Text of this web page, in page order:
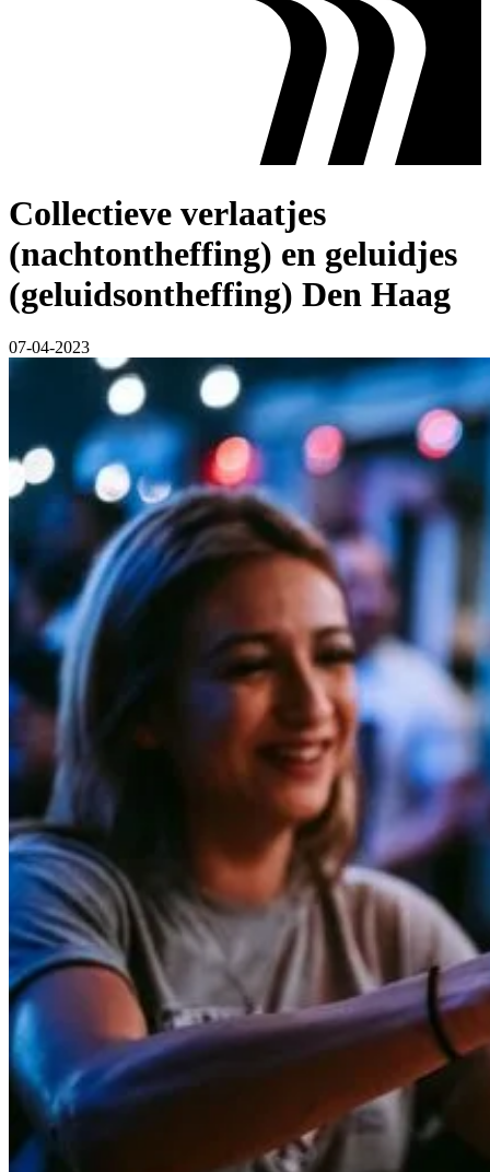
Collectieve verlaatjes
(nachtontheffing) en geluidjes
(geluidsontheffing) Den Haag
07-04-2023